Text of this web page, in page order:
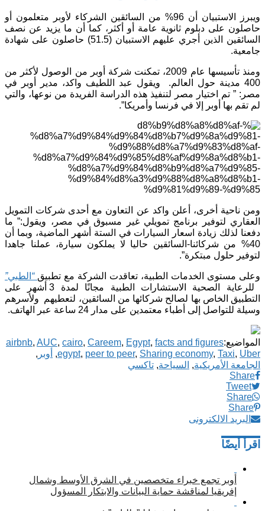
ويبرز الاستبيان أن 96% من السائقين الشركاء لأوبر متعلمون أو
حاصلون على دبلوم ثانوية عامة أو أكثر، كما أن ما يزيد عن نصف
السائقين الذين أجري عليهم الاستبيان (51.5) حاصلون على شهادة
جامعية.
ومنذ تأسيسها عام 2009، تمكنت شركة أوبر من الوصول لأكثر من
400 مدينة حول العالم. ويقول عبد اللطيف واكد، مدير أوبر في
مصر: ” تم اختيار مصر لتنفيذ هذه الدراسة الفريدة من نوعها، والتي
لم تقم بها أوبر إلا في فرنسا وأمريكا”.
ومن ناحية أخرى، أعلن واكد عن التعاون مع أحدى شركات التمويل
العقاري لتوفير برنامج تمويلي غير مسبوق في مصر، ويقول:” ما
دفعنا لذلك زيادة اسعار السيارات في الستة أشهر الماضية، وبما أن
40% من شركائنا-السائقين حاليا لا يملكون سيارة، عملنا جاهدا
لتوفير حلول مبتكرة”.
وعلى مستوى الخدمات الطبية، تعاقدت الشركة مع تطبيق “ الطبي”
للرعاية الصحية الاستشارات الطبية مجانًا لمدة 3 أشهر على
التطبيق الخاص بها لصالح شركائها من السائقين، لتعطيهم ولأسرهم
وسيلة للتواصل إلى أطباء معتمدين على مدار 24 ساعة عبر الهاتف.
المواضيع: airbnb, AUC, cairo, Careem, Egypt, facts and figures
egypt, peer to peer, Sharing economy, Taxi, Uber
, أوبر ,
الجامعة الأمريكية, السياحة, تاكسي
Share
Tweet
Share
Share
البريد الالكترونى
اقرأ أيضًا
أوبر تجمع خبراء متخصصين في الشرق الأوسط وشمال
إفريقيا لمناقشة حماية البيانات والابتكار المسؤول